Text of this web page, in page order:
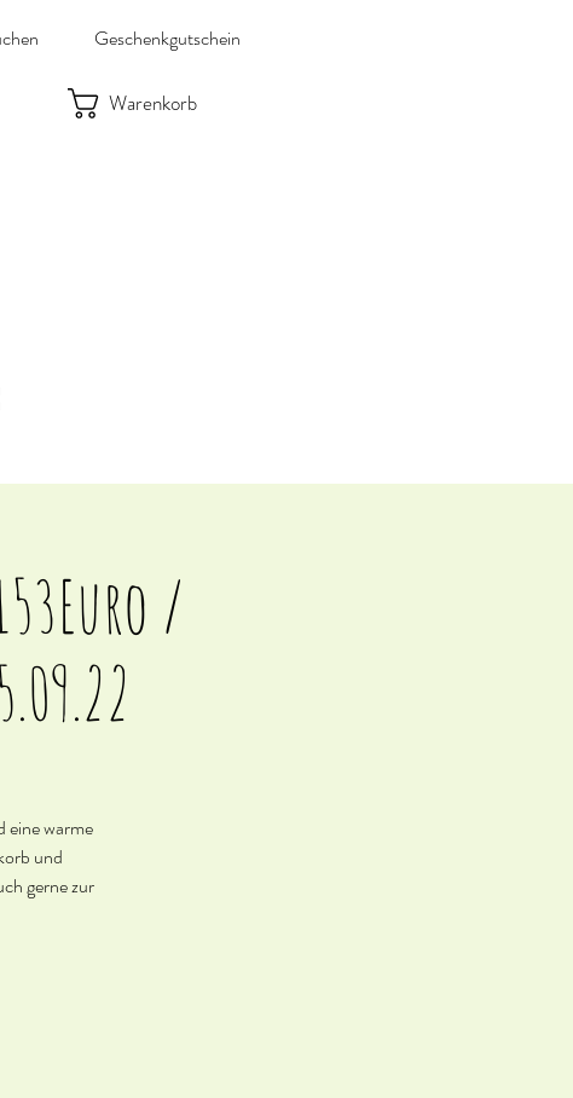
Geschenkgutschein
Warenkorb
/
eine warme
und
gerne zur